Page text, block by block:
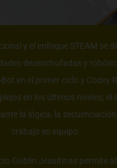
y el enfoque STEAM se
desenchufadas y
en el primer ciclo y Codey
en los últimos niveles, el
la lógica, la
trabajo en equipo.
Goblin Jesuitinas permite